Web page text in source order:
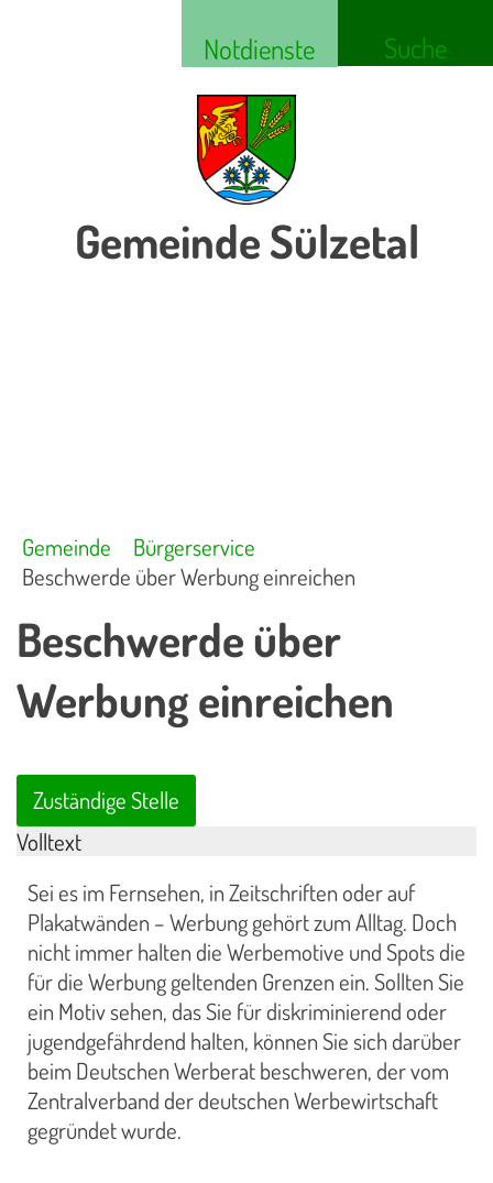
Notdienste Suche
Gemeinde Sülzetal
Gemeinde
Bürgerservice
Beschwerde über Werbung einreichen
Beschwerde über
Werbung einreichen
Zuständige Stelle
Volltext
Sei es im Fernsehen, in Zeitschriften oder auf
Plakatwänden – Werbung gehört zum Alltag. Doch
nicht immer halten die Werbemotive und Spots die
für die Werbung geltenden Grenzen ein. Sollten Sie
ein Motiv sehen, das Sie für diskriminierend oder
jugendgefährdend halten, können Sie sich darüber
beim Deutschen Werberat beschweren, der vom
Zentralverband der deutschen Werbewirtschaft
gegründet wurde.